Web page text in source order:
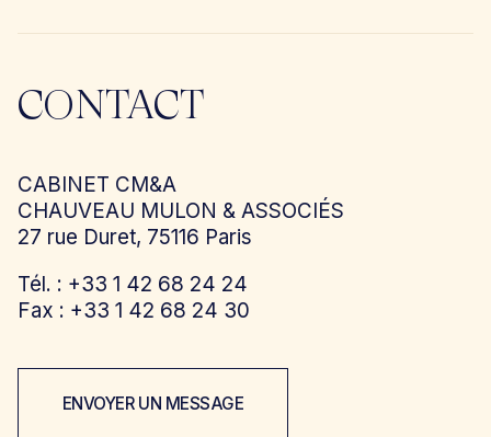
CONTACT
CABINET CM&A
CHAUVEAU MULON & ASSOCIÉS
27 rue Duret, 75116 Paris
Tél. : +33 1 42 68 24 24
Fax : +33 1 42 68 24 30
ENVOYER UN MESSAGE